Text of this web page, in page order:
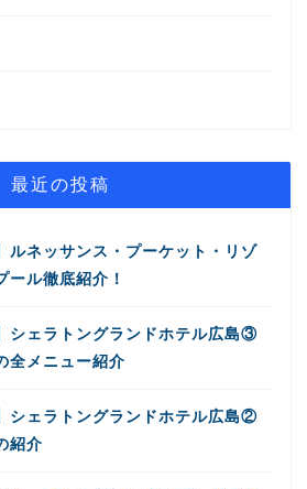
最近の投稿
ルネッサンス・プーケット・リゾ
ル徹底紹介！
シェラトングランドホテル広島③
全メニュー紹介
シェラトングランドホテル広島②
紹介